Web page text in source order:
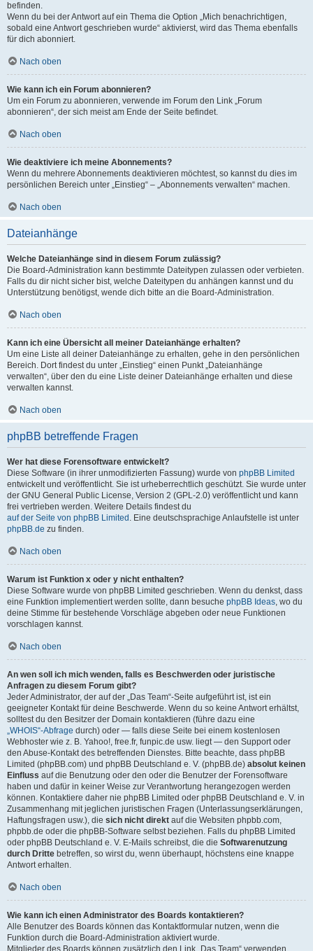
befinden.
Wenn du bei der Antwort auf ein Thema die Option „Mich benachrichtigen,
sobald eine Antwort geschrieben wurde“ aktivierst, wird das Thema ebenfalls
für dich abonniert.
Nach oben
Wie kann ich ein Forum abonnieren?
Um ein Forum zu abonnieren, verwende im Forum den Link „Forum
abonnieren“, der sich meist am Ende der Seite befindet.
Nach oben
Wie deaktiviere ich meine Abonnements?
Wenn du mehrere Abonnements deaktivieren möchtest, so kannst du dies im
persönlichen Bereich unter „Einstieg“ – „Abonnements verwalten“ machen.
Nach oben
Dateianhänge
Welche Dateianhänge sind in diesem Forum zulässig?
Die Board-Administration kann bestimmte Dateitypen zulassen oder verbieten.
Falls du dir nicht sicher bist, welche Dateitypen du anhängen kannst und du
Unterstützung benötigst, wende dich bitte an die Board-Administration.
Nach oben
Kann ich eine Übersicht all meiner Dateianhänge erhalten?
Um eine Liste all deiner Dateianhänge zu erhalten, gehe in den persönlichen
Bereich. Dort findest du unter „Einstieg“ einen Punkt „Dateianhänge
verwalten“, über den du eine Liste deiner Dateianhänge erhalten und diese
verwalten kannst.
Nach oben
phpBB betreffende Fragen
Wer hat diese Forensoftware entwickelt?
Diese Software (in ihrer unmodifizierten Fassung) wurde von phpBB Limited
entwickelt und veröffentlicht. Sie ist urheberrechtlich geschützt. Sie wurde unter
der GNU General Public License, Version 2 (GPL-2.0) veröffentlicht und kann
frei vertrieben werden. Weitere Details findest du
auf der Seite von phpBB Limited . Eine deutschsprachige Anlaufstelle ist unter
phpBB.de zu finden.
Nach oben
Warum ist Funktion x oder y nicht enthalten?
Diese Software wurde von phpBB Limited geschrieben. Wenn du denkst, dass
eine Funktion implementiert werden sollte, dann besuche phpBB Ideas, wo du
deine Stimme für bestehende Vorschläge abgeben oder neue Funktionen
vorschlagen kannst.
Nach oben
An wen soll ich mich wenden, falls es Beschwerden oder juristische
Anfragen zu diesem Forum gibt?
Jeder Administrator, der auf der „Das Team“-Seite aufgeführt ist, ist ein
geeigneter Kontakt für deine Beschwerde. Wenn du so keine Antwort erhältst,
solltest du den Besitzer der Domain kontaktieren (führe dazu eine
„WHOIS“-Abfrage durch) oder — falls diese Seite bei einem kostenlosen
Webhoster wie z. B. Yahoo!, free.fr, funpic.de usw. liegt — den Support oder
den Abuse-Kontakt des betreffenden Dienstes. Bitte beachte, dass phpBB
Limited (phpBB.com) und phpBB Deutschland e. V. (phpBB.de) absolut keinen
Einfluss auf die Benutzung oder den oder die Benutzer der Forensoftware
haben und dafür in keiner Weise zur Verantwortung herangezogen werden
können. Kontaktiere daher nie phpBB Limited oder phpBB Deutschland e. V. in
Zusammenhang mit jeglichen juristischen Fragen (Unterlassungserklärungen,
Haftungsfragen usw.), die sich nicht direkt auf die Websiten phpbb.com,
phpbb.de oder die phpBB-Software selbst beziehen. Falls du phpBB Limited
oder phpBB Deutschland e. V. E-Mails schreibst, die die Softwarenutzung
durch Dritte betreffen, so wirst du, wenn überhaupt, höchstens eine knappe
Antwort erhalten.
Nach oben
Wie kann ich einen Administrator des Boards kontaktieren?
Alle Benutzer des Boards können das Kontaktformular nutzen, wenn die
Funktion durch die Board-Administration aktiviert wurde.
Mitglieder des Boards können zusätzlich den Link „Das Team“ verwenden.